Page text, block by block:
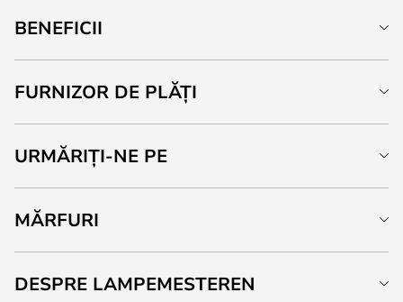
BENEFICII
FURNIZOR DE PLĂȚI
URMĂRIȚI-NE PE
MĂRFURI
DESPRE LAMPEMESTEREN